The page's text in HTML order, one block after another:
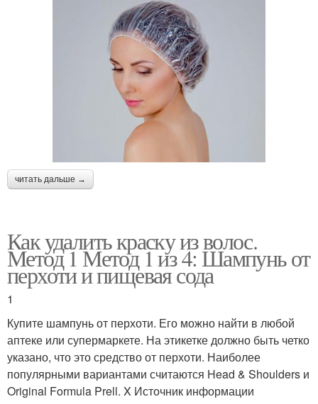
читать дальше →
Как удалить краску из волос.
Метод 1 Метод 1 из 4: Шампунь от
перхоти и пищевая сода
1
Купите шампунь от перхоти. Его можно найти в любой
аптеке или супермаркете. На этикетке должно быть четко
указано, что это средство от перхоти. Наиболее
популярными вариантами считаются Head & Shoulders и
Original Formula Prell. X Источник информации